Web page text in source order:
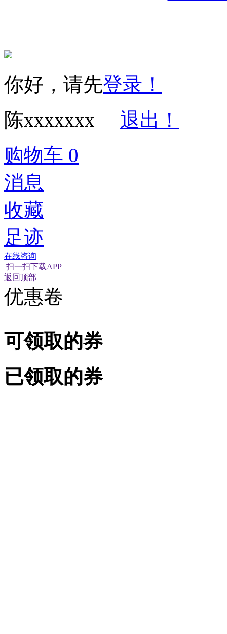
你好，请先登录！
陈xxxxxxx
退出！
购物车 0
消息
收藏
足迹
在线咨询
扫一扫下载APP
返回顶部
优惠卷
可领取的券
已领取的券